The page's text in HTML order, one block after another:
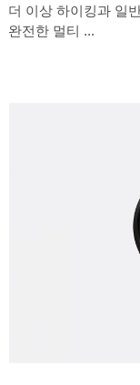
더 이상 하이킹과 일
완전한 멀티 ...